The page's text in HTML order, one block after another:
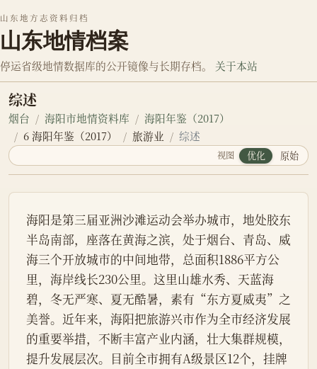
山东地方志资料归档
山东地情档案
停运省级地情数据库的公开镜像与长期存档。 关于本站
综述
烟台 海阳市地情资料库
海阳年鉴（2017）
6 海阳年鉴（2017）
旅游业 综述
视图 优化 原始
海阳是第三届亚洲沙滩运动会举办城市，地处胶东
半岛南部，座落在黄海之滨，处于烟台、青岛、威
海三个开放城市的中间地带，总面积1886平方公
里，海岸线长230公里。这里山雄水秀、天蓝海
碧，冬无严寒、夏无酷暑，素有“东方夏威夷”之
美誉。近年来，海阳把旅游兴市作为全市经济发展
的重要举措，不断丰富产业内涵，壮大集群规模，
提升发展层次。目前全市拥有A级景区12个，挂牌